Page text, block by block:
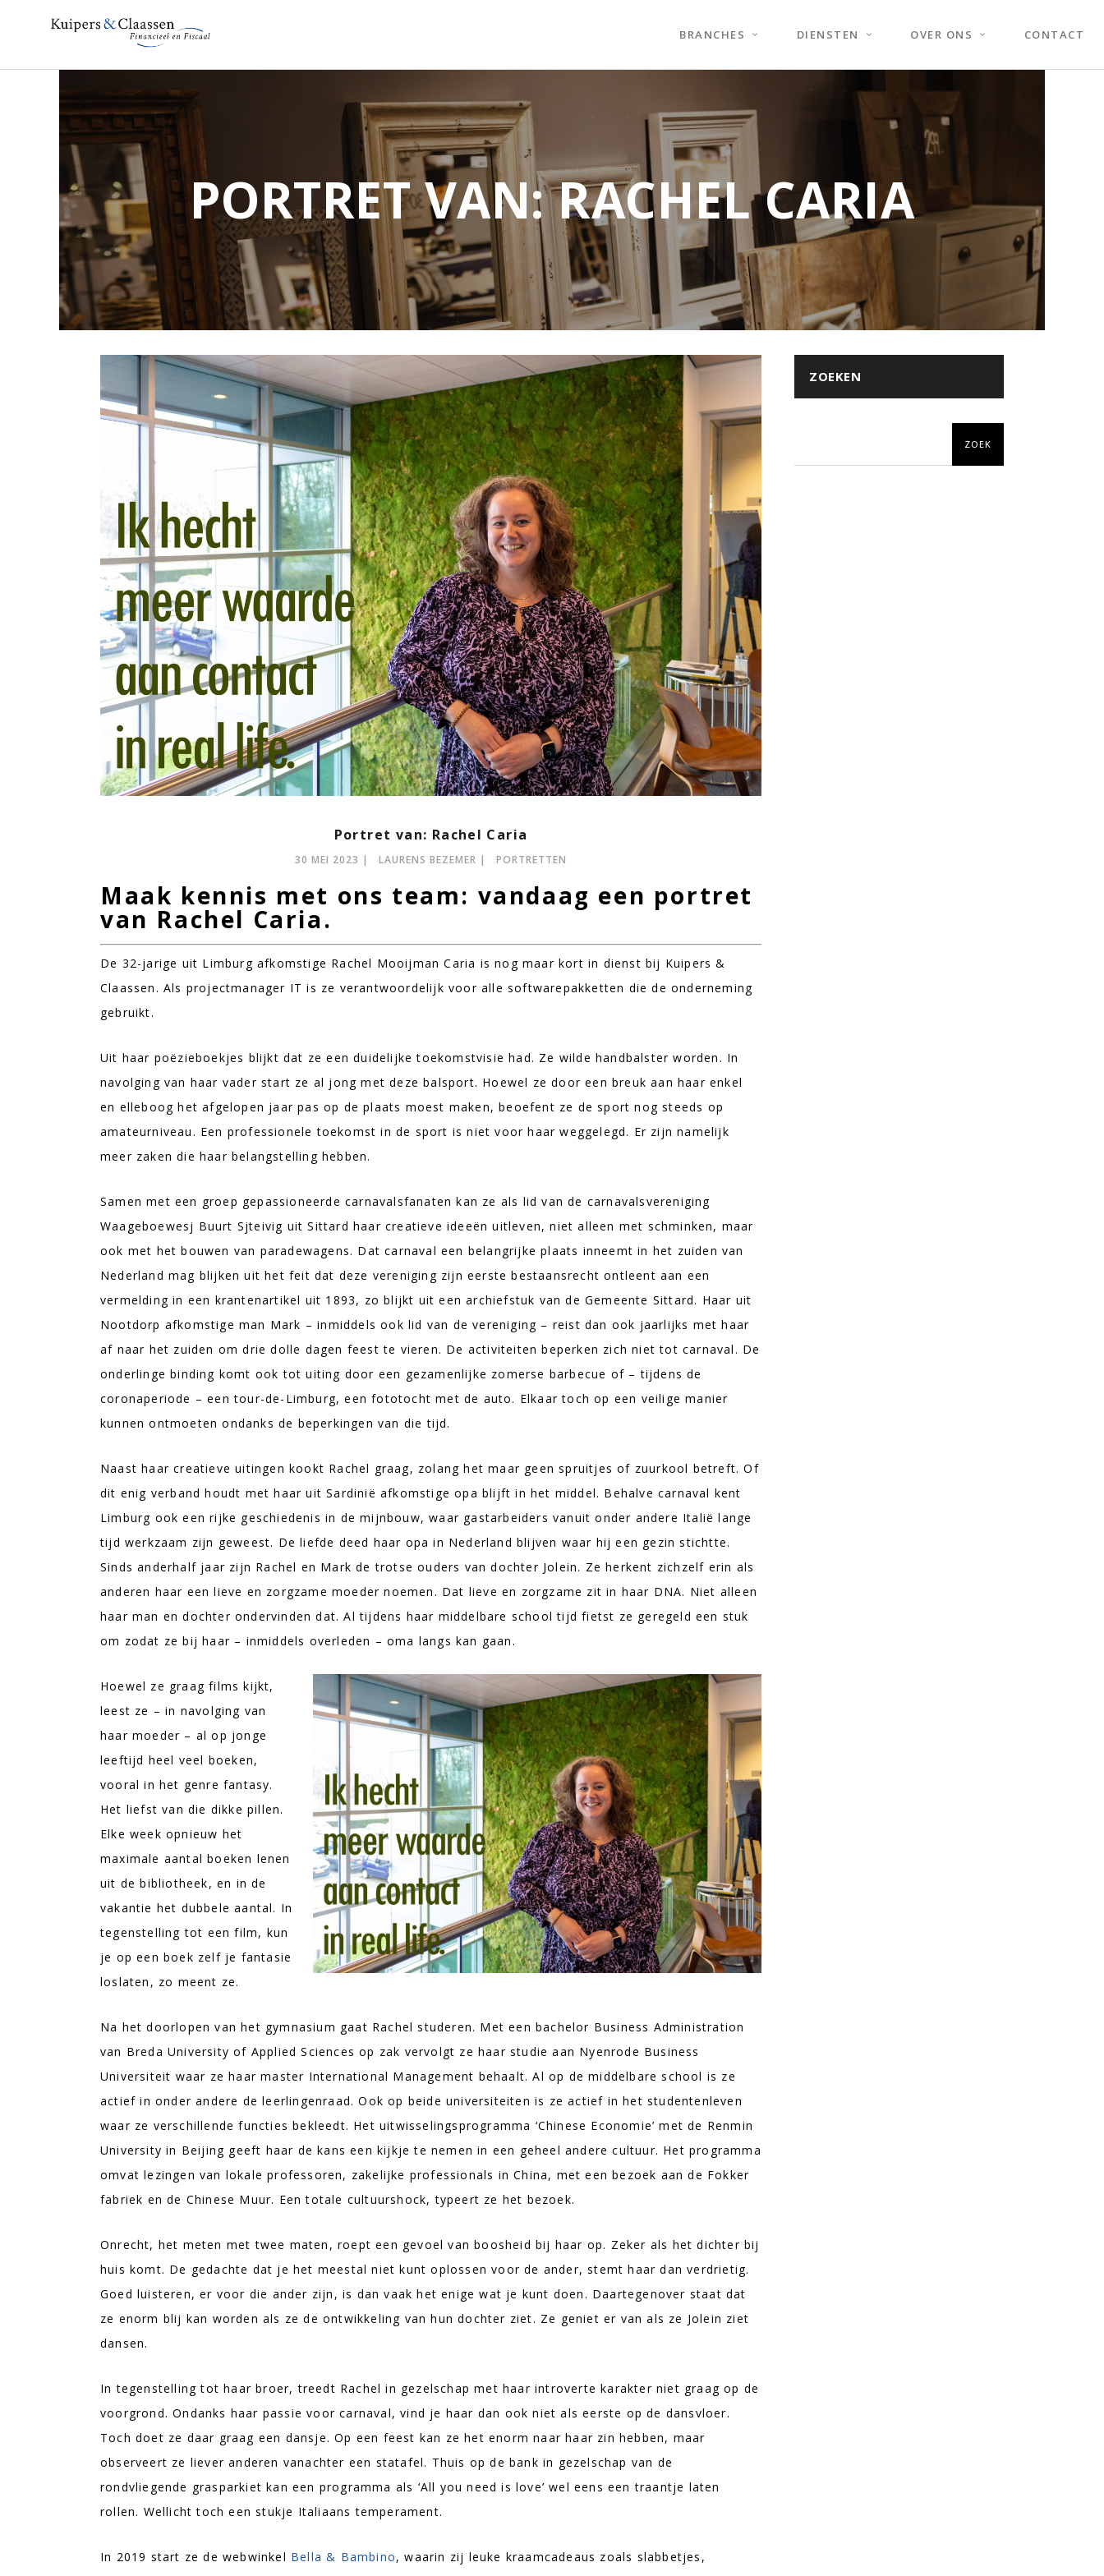
BRANCHES DIENSTEN OVER ONS CONTACT
PORTRET VAN: RACHEL CARIA
Portret van: Rachel Caria
30 MEI 2023 LAURENS BEZEMER PORTRETTEN
Maak kennis met ons team: vandaag een portret
van Rachel Caria.
De 32-jarige uit Limburg afkomstige Rachel Mooijman Caria is nog maar kort in dienst bij Kuipers &
Claassen. Als projectmanager IT is ze verantwoordelijk voor alle softwarepakketten die de onderneming
gebruikt.
Uit haar poëzieboekjes blijkt dat ze een duidelijke toekomstvisie had. Ze wilde handbalster worden. In
navolging van haar vader start ze al jong met deze balsport. Hoewel ze door een breuk aan haar enkel
en elleboog het afgelopen jaar pas op de plaats moest maken, beoefent ze de sport nog steeds op
amateurniveau. Een professionele toekomst in de sport is niet voor haar weggelegd. Er zijn namelijk
meer zaken die haar belangstelling hebben.
Samen met een groep gepassioneerde carnavalsfanaten kan ze als lid van de carnavalsvereniging
Waageboewesj Buurt Sjteivig uit Sittard haar creatieve ideeën uitleven, niet alleen met schminken, maar
ook met het bouwen van paradewagens. Dat carnaval een belangrijke plaats inneemt in het zuiden van
Nederland mag blijken uit het feit dat deze vereniging zijn eerste bestaansrecht ontleent aan een
vermelding in een krantenartikel uit 1893, zo blijkt uit een archiefstuk van de Gemeente Sittard. Haar uit
Nootdorp afkomstige man Mark – inmiddels ook lid van de vereniging – reist dan ook jaarlijks met haar
af naar het zuiden om drie dolle dagen feest te vieren. De activiteiten beperken zich niet tot carnaval. De
onderlinge binding komt ook tot uiting door een gezamenlijke zomerse barbecue of – tijdens de
coronaperiode – een tour-de-Limburg, een fototocht met de auto. Elkaar toch op een veilige manier
kunnen ontmoeten ondanks de beperkingen van die tijd.
Naast haar creatieve uitingen kookt Rachel graag, zolang het maar geen spruitjes of zuurkool betreft. Of
dit enig verband houdt met haar uit Sardinië afkomstige opa blijft in het middel. Behalve carnaval kent
Limburg ook een rijke geschiedenis in de mijnbouw, waar gastarbeiders vanuit onder andere Italië lange
tijd werkzaam zijn geweest. De liefde deed haar opa in Nederland blijven waar hij een gezin stichtte.
Sinds anderhalf jaar zijn Rachel en Mark de trotse ouders van dochter Jolein. Ze herkent zichzelf erin als
anderen haar een lieve en zorgzame moeder noemen. Dat lieve en zorgzame zit in haar DNA. Niet alleen
haar man en dochter ondervinden dat. Al tijdens haar middelbare school tijd fietst ze geregeld een stuk
om zodat ze bij haar – inmiddels overleden – oma langs kan gaan.
Hoewel ze graag films kijkt,
leest ze – in navolging van
haar moeder – al op jonge
leeftijd heel veel boeken,
vooral in het genre fantasy.
Het liefst van die dikke pillen.
Elke week opnieuw het
maximale aantal boeken lenen
uit de bibliotheek, en in de
vakantie het dubbele aantal. In
tegenstelling tot een film, kun
je op een boek zelf je fantasie
loslaten, zo meent ze.
Na het doorlopen van het gymnasium gaat Rachel studeren. Met een bachelor Business Administration
van Breda University of Applied Sciences op zak vervolgt ze haar studie aan Nyenrode Business
Universiteit waar ze haar master International Management behaalt. Al op de middelbare school is ze
actief in onder andere de leerlingenraad. Ook op beide universiteiten is ze actief in het studentenleven
waar ze verschillende functies bekleedt. Het uitwisselingsprogramma ‘Chinese Economie’ met de Renmin
University in Beijing geeft haar de kans een kijkje te nemen in een geheel andere cultuur. Het programma
omvat lezingen van lokale professoren, zakelijke professionals in China, met een bezoek aan de Fokker
fabriek en de Chinese Muur. Een totale cultuurshock, typeert ze het bezoek.
Onrecht, het meten met twee maten, roept een gevoel van boosheid bij haar op. Zeker als het dichter bij
huis komt. De gedachte dat je het meestal niet kunt oplossen voor de ander, stemt haar dan verdrietig.
Goed luisteren, er voor die ander zijn, is dan vaak het enige wat je kunt doen. Daartegenover staat dat
ze enorm blij kan worden als ze de ontwikkeling van hun dochter ziet. Ze geniet er van als ze Jolein ziet
dansen.
In tegenstelling tot haar broer, treedt Rachel in gezelschap met haar introverte karakter niet graag op de
voorgrond. Ondanks haar passie voor carnaval, vind je haar dan ook niet als eerste op de dansvloer.
Toch doet ze daar graag een dansje. Op een feest kan ze het enorm naar haar zin hebben, maar
observeert ze liever anderen vanachter een statafel. Thuis op de bank in gezelschap van de
rondvliegende grasparkiet kan een programma als ‘All you need is love’ wel eens een traantje laten
rollen. Wellicht toch een stukje Italiaans temperament.
In 2019 start ze de webwinkel Bella & Bambino, waarin zij leuke kraamcadeaus zoals slabbetjes,
ZOEKEN
ZOEK